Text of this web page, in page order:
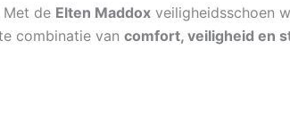
Met de Elten Maddox veiligheidsschoen
combinatie van comfort, veiligheid en